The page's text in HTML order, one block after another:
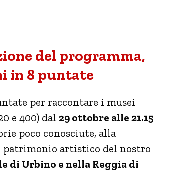
del programma,
in 8 puntate
per raccontare i musei
e 400) dal 29 ottobre alle 21.15
poco conosciute, alla
patrimonio artistico del nostro
di Urbino e nella Reggia di